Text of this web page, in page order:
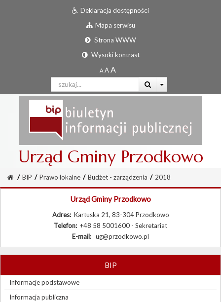
Deklaracja dostępności
Mapa serwisu
Strona WWW
Wysoki kontrast
Urząd Gminy Przodkowo
/ BIP / Prawo lokalne / Budżet - zarządzenia / 2018
Urząd Gminy Przodkowo
Adres: Kartuska 21, 83-304 Przodkowo
Telefon: +48 58 5001600 - Sekretariat
E-mail: ug@przodkowo.pl
BIP
Informacje podstawowe
Informacja publiczna